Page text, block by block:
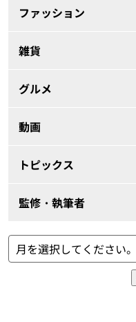
ファッション
雑貨
グルメ
動画
トピックス
監修・執筆者